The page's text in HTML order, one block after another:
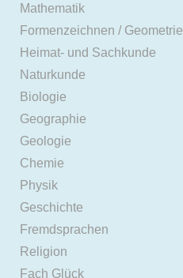
Mathematik
Formenzeichnen / Geometrie
Heimat- und Sachkunde
Naturkunde
Biologie
Geographie
Geologie
Chemie
Physik
Geschichte
Fremdsprachen
Religion
Fach Glück